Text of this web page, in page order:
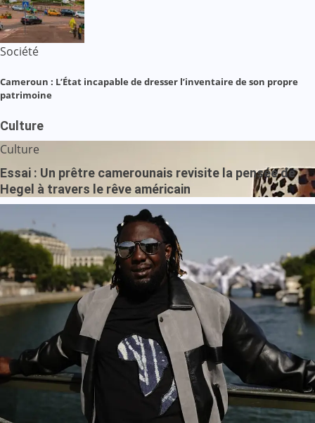
Société
Cameroun : L’État incapable de dresser l’inventaire de son propre
patrimoine
Culture
Culture
Essai : Un prêtre camerounais revisite la pensée de
Hegel à travers le rêve américain